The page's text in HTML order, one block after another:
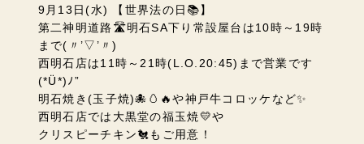
9月13日(水) 【世界法の日📚】
第二神明道路🛣️明石SA下り常設屋台は10時～19時
まで(〃’▽’〃)
西明石店は11時～21時(L.O.20:45)まで営業です
(*Ü*)ﾉ”
明石焼き(玉子焼)🐙🥚🔥や神戸牛コロッケなど✨
西明石店では大黒堂の福玉焼💛や
クリスピーチキン🐔もご用意！